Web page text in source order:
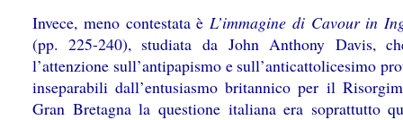
Invece, meno contestata è L’immagine di Cavour in
(pp. 225-240), studiata da John Anthony Davis,
l’attenzione sull’antipapismo e sull’anticattolicesimo
inseparabili dall’entusiasmo britannico per il
Gran Bretagna la questione italiana era soprattutto